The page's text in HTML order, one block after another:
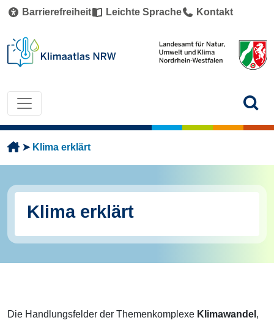
Direkt zum Inhalt
Barrierefreiheit Leichte Sprache Kontakt
Pfadnavigation
Klima erklärt
Klima erklärt
Die Handlungsfelder der Themenkomplexe Klimawandel ,